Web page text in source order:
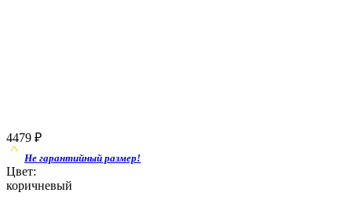
4479 ₽
Не гарантийный размер!
Цвет:
коричневый